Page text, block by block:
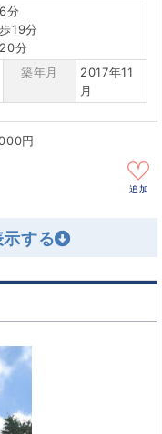
分
19分
分
築年月
2017年11
月
円
追加